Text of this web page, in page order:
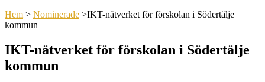
Hem > Nominerade >IKT-nätverket för förskolan i Södertälje
kommun
IKT-nätverket för förskolan i Södertälje
kommun